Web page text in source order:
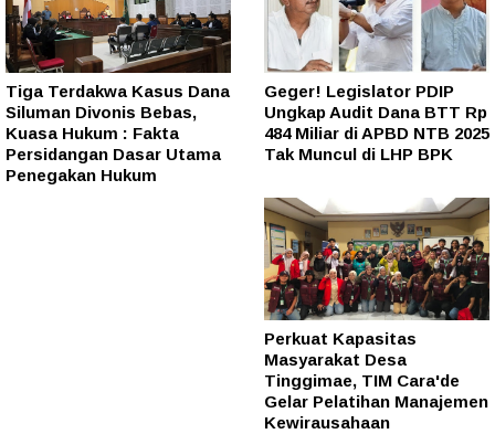
Tiga Terdakwa Kasus Dana
Siluman Divonis Bebas,
Kuasa Hukum : Fakta
Persidangan Dasar Utama
Penegakan Hukum
Geger! Legislator PDIP
Ungkap Audit Dana BTT Rp
484 Miliar di APBD NTB 2025
Tak Muncul di LHP BPK
Perkuat Kapasitas
Masyarakat Desa
Tinggimae, TIM Cara'de
Gelar Pelatihan Manajemen
Kewirausahaan